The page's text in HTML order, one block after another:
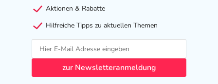
Aktionen & Rabatte
Hilfreiche Tipps zu aktuellen Themen
zur Newsletteranmeldung